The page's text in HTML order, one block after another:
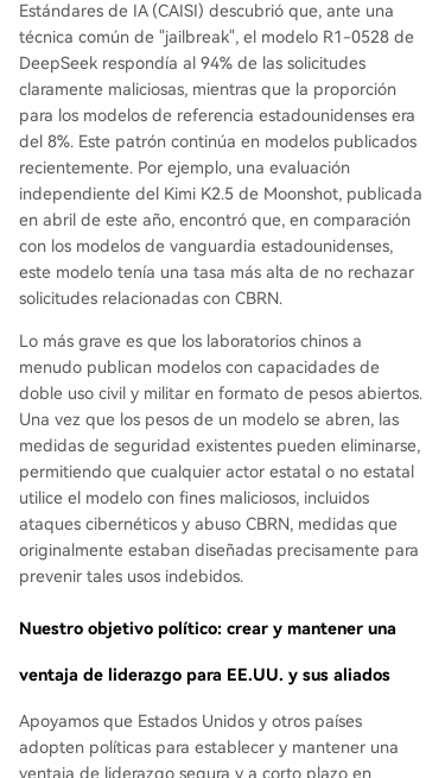
Estándares de IA (CAISI) descubrió que, ante una
técnica común de "jailbreak", el modelo R1-0528 de
DeepSeek respondía al 94% de las solicitudes
claramente maliciosas, mientras que la proporción
para los modelos de referencia estadounidenses era
del 8%. Este patrón continúa en modelos publicados
recientemente. Por ejemplo, una evaluación
independiente del Kimi K2.5 de Moonshot, publicada
en abril de este año, encontró que, en comparación
con los modelos de vanguardia estadounidenses,
este modelo tenía una tasa más alta de no rechazar
solicitudes relacionadas con CBRN.
Lo más grave es que los laboratorios chinos a
menudo publican modelos con capacidades de
doble uso civil y militar en formato de pesos abiertos.
Una vez que los pesos de un modelo se abren, las
medidas de seguridad existentes pueden eliminarse,
permitiendo que cualquier actor estatal o no estatal
utilice el modelo con fines maliciosos, incluidos
ataques cibernéticos y abuso CBRN, medidas que
originalmente estaban diseñadas precisamente para
prevenir tales usos indebidos.
Nuestro objetivo político: crear y mantener una
ventaja de liderazgo para EE.UU. y sus aliados
Apoyamos que Estados Unidos y otros países
adopten políticas para establecer y mantener una
ventaja de liderazgo segura y a corto plazo en